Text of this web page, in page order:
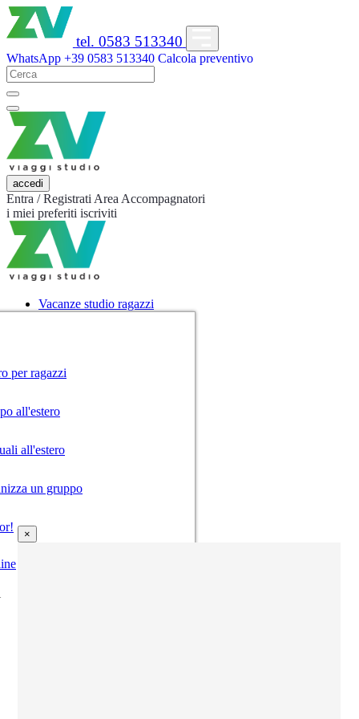
tel. 0583 513340
WhatsApp +39 0583 513340 Calcola preventivo
accedi
Entra / Registrati Area Accompagnatori
i miei preferiti iscriviti
Vacanze studio ragazzi
per ragazzi
all'estero
all'estero
un gruppo
×